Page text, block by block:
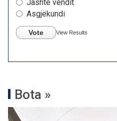
Jashtë vendit
Asgjëkundi
Vote View Results
Bota »